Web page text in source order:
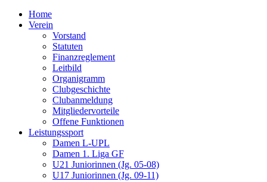
Home
Verein
Vorstand
Statuten
Finanzreglement
Leitbild
Organigramm
Clubgeschichte
Clubanmeldung
Mitgliedervorteile
Offene Funktionen
Leistungssport
Damen L-UPL
Damen 1. Liga GF
U21 Juniorinnen (Jg. 05-08)
U17 Juniorinnen (Jg. 09-11)